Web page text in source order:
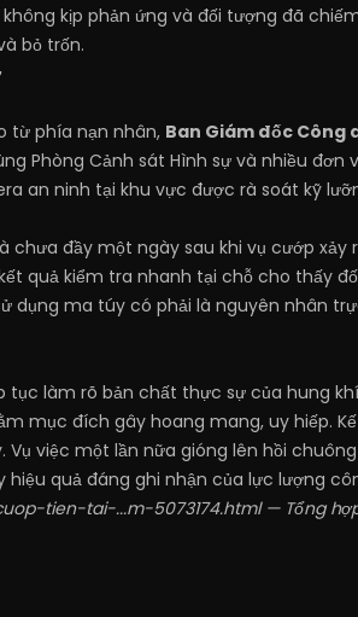
kịp phản ứng và đối tượng đã
bỏ trốn.
từ phía nạn nhân, Ban Giám đốc Công
Phòng Cảnh sát Hình sự và nhiều
an ninh tại khu vực được rà soát kỹ
chưa đầy một ngày sau khi vụ cướp xảy
quả kiểm tra nhanh tại chỗ cho thấy
dụng ma túy có phải là nguyên nhân
tục làm rõ bản chất thực sự của hung
mục đích gây hoang mang, uy hiếp.
Vụ việc một lần nữa gióng lên hồi
quả đáng ghi nhận của lực lượng
tien-tai-...m-5073174.html— Tổng